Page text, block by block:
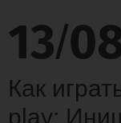
13/
Как
play: